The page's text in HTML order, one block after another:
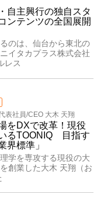
自主興行の独自スタ
ンテンツの全国展開
のは、仙台から東北の
イタカプラス株式会社
レス
表社員/CEO 大木 天翔
をDXで改革！現役
るTOONIQ 目指す
界標準」
学を専攻する現役の大
創業した大木 天翔（お